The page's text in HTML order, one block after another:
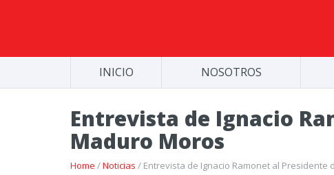
INICIO NOSOTROS
Entrevista de Ignacio
Maduro Moros
Home /Noticias / Entrevista de Ignacio Ramonet al Presidente